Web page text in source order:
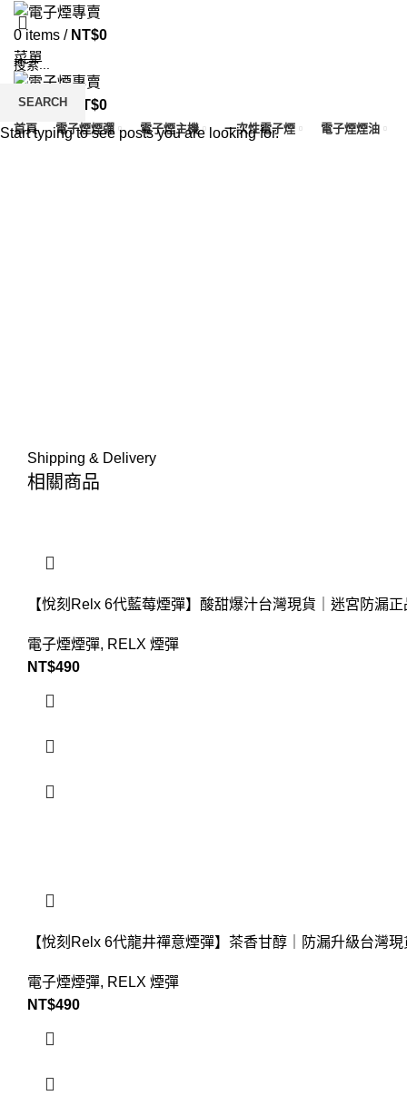
0 items / NT$0
菜單
0items / NT$0
首頁 電子煙煙彈 電子煙主機 一次性電子煙 電子煙煙油
Shipping & Delivery
相關商品
【悅刻Relx 6代藍莓煙彈】酸甜爆汁台灣現貨｜迷宮防漏正
電子煙煙彈, RELX 煙彈
NT$490
【悅刻Relx 6代龍井禪意煙彈】茶香甘醇｜防漏升級台灣現
電子煙煙彈, RELX 煙彈
NT$490
SEARCH
Start typing to see posts you are looking for.